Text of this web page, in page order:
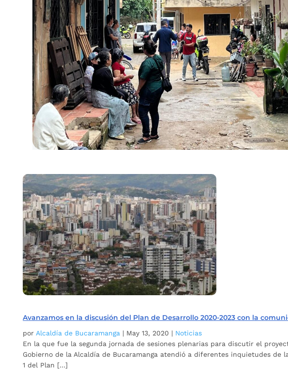
Avanzamos en la discusión del Plan de Desarrollo 2020-2023 con la
por Alcaldía de Bucaramanga | May 13, 2020 | Noticias
En la que fue la segunda jornada de sesiones plenarias para discutir el
Gobierno de la Alcaldía de Bucaramanga atendió a diferentes inquietudes
1 del Plan […]